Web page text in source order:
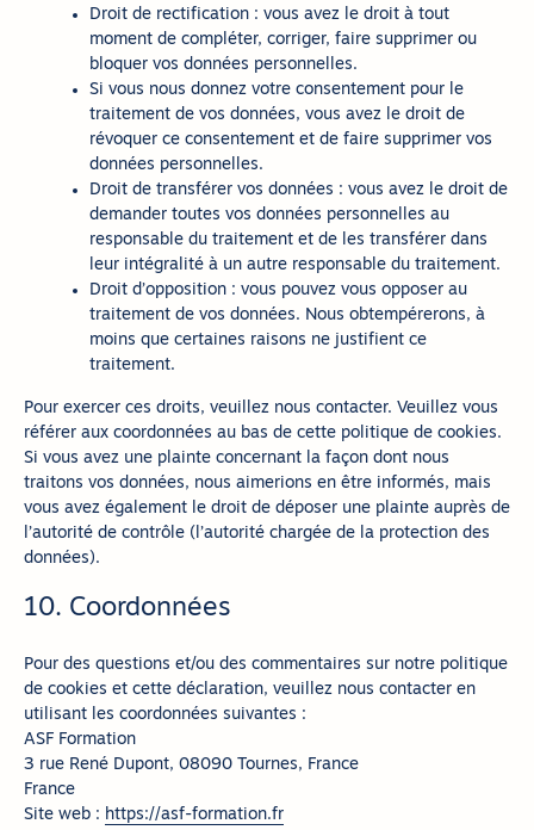
Droit de rectification : vous avez le droit à tout
moment de compléter, corriger, faire supprimer ou
bloquer vos données personnelles.
Si vous nous donnez votre consentement pour le
traitement de vos données, vous avez le droit de
révoquer ce consentement et de faire supprimer vos
données personnelles.
Droit de transférer vos données : vous avez le droit de
demander toutes vos données personnelles au
responsable du traitement et de les transférer dans
leur intégralité à un autre responsable du traitement.
Droit d’opposition : vous pouvez vous opposer au
traitement de vos données. Nous obtempérerons, à
moins que certaines raisons ne justifient ce
traitement.
Pour exercer ces droits, veuillez nous contacter. Veuillez vous
référer aux coordonnées au bas de cette politique de cookies.
Si vous avez une plainte concernant la façon dont nous
traitons vos données, nous aimerions en être informés, mais
vous avez également le droit de déposer une plainte auprès de
l’autorité de contrôle (l’autorité chargée de la protection des
données).
10. Coordonnées
Pour des questions et/ou des commentaires sur notre politique
de cookies et cette déclaration, veuillez nous contacter en
utilisant les coordonnées suivantes :
ASF Formation
3 rue René Dupont, 08090 Tournes, France
France
Site web : https://asf-formation.fr